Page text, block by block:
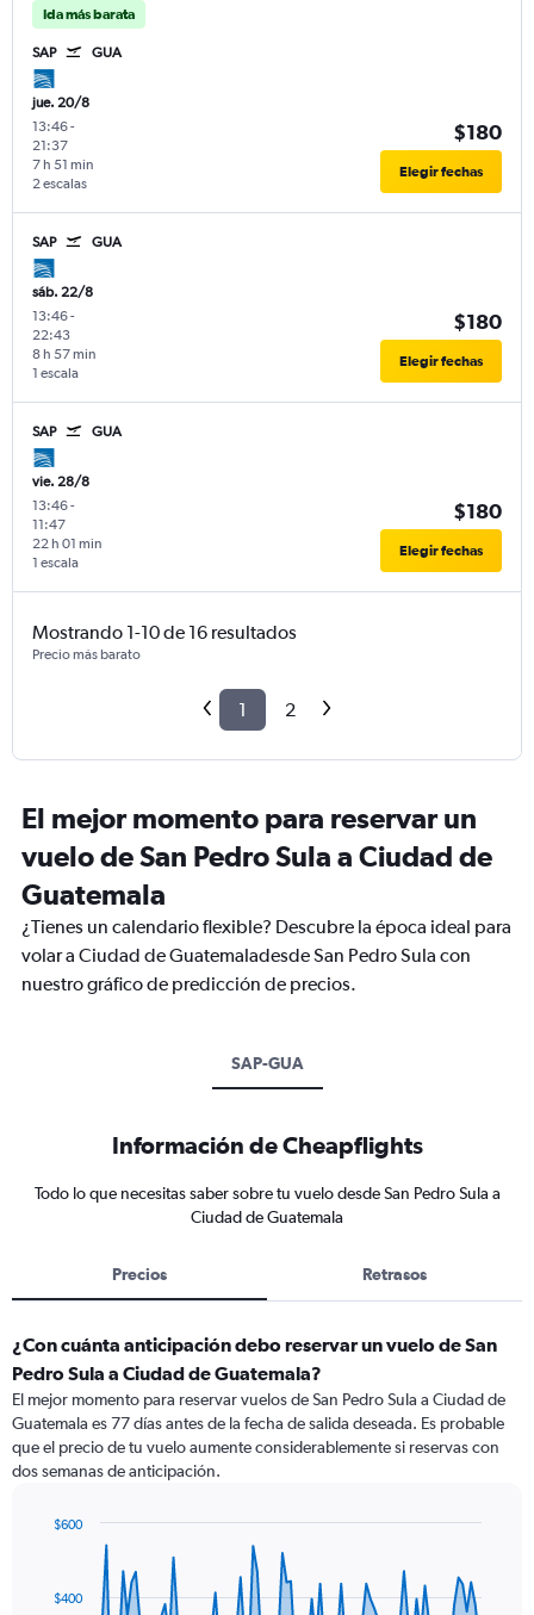
Ida más barata
SAP GUA
jue. 20/8
13:46-
21:37
2 escalas
7 h 51 min
$180
Elegir fechas
SAP GUA
sáb. 22/8
13:46-
22:43
1 escala
8 h 57 min
$180
Elegir fechas
SAP GUA
vie. 28/8
13:46-
11:47
1 escala
22 h 01 min
$180
Elegir fechas
Mostrando 1-10 de 16 resultados
Precio más barato
1 2
El mejor momento para reservar un
vuelo de San Pedro Sula a Ciudad de
Guatemala
¿Tienes un calendario flexible? Descubre la época ideal para
volar a Ciudad de Guatemaladesde San Pedro Sula con
nuestro gráfico de predicción de precios.
SAP-GUA
Información de Cheapflights
Todo lo que necesitas saber sobre tu vuelo desde San Pedro Sula a
Ciudad de Guatemala
Precios Retrasos
¿Con cuánta anticipación debo reservar un vuelo de San
Pedro Sula a Ciudad de Guatemala?
El mejor momento para reservar vuelos de San Pedro Sula a Ciudad de
Guatemala es 77 días antes de la fecha de salida deseada. Es probable
que el precio de tu vuelo aumente considerablemente si reservas con
dos semanas de anticipación.
data
$400
$600